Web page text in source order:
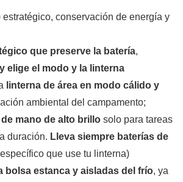
conservación de energía y
que preserve la batería,
elige el modo y la linterna
linterna de área en modo cálido y
ambiental del campamento;
de mano de alto brillo solo para tareas
duración. Lleva siempre baterías de
que use tu linterna)
bolsa estanca y aisladas del frío, ya